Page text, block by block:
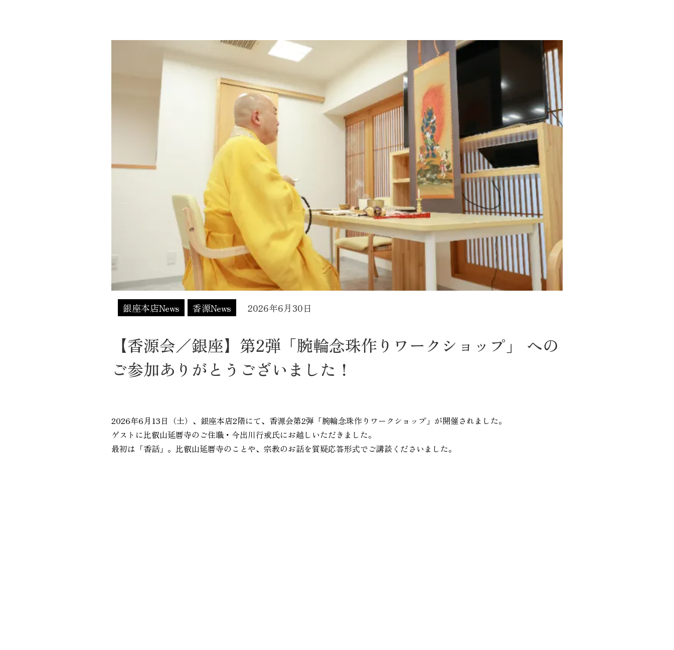
銀座本店News 香源News 2026年6月30日
【香源会／銀座】第2弾「腕輪念珠作りワークショップ」 への
ご参加ありがとうございました！
2026年6月13日（土）、銀座本店2階にて、香源会第2弾「腕輪念珠作りワークショップ」が開催されました。
ゲストに比叡山延暦寺のご住職・今出川行戒氏にお越しいただきました。
最初は「香話」。比叡山延暦寺のことや、宗教のお話を質疑応答形式でご講談くださいました。